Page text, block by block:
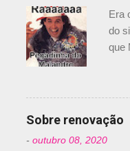
r
i
o
s
Era
do
que
Sobre renovação
- outubro 08, 2020